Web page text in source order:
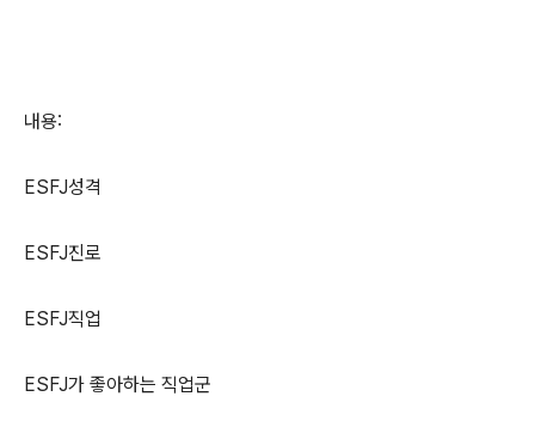
내용:
ESFJ성격
ESFJ진로
ESFJ직업
ESFJ가 좋아하는 직업군